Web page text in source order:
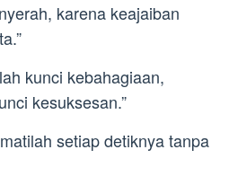
karena keajaiban
kunci kebahagiaan,
kesuksesan.”
setiap detiknya tanpa